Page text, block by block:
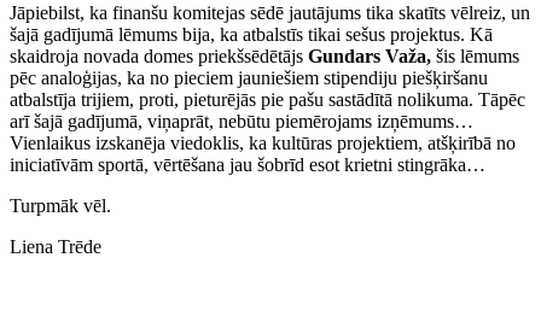
Jāpiebilst, ka finanšu komitejas sēdē jautājums tika skatīts vēlreiz, un
šajā gadījumā lēmums bija, ka atbalstīs tikai sešus projektus. Kā
skaidroja novada domes priekšsēdētājs Gundars Važa, šis lēmums
pēc analoģijas, ka no pieciem jauniešiem stipendiju piešķiršanu
atbalstīja trijiem, proti, pieturējās pie pašu sastādītā nolikuma. Tāpēc
arī šajā gadījumā, viņaprāt, nebūtu piemērojams izņēmums…
Vienlaikus izskanēja viedoklis, ka kultūras projektiem, atšķirībā no
iniciatīvām sportā, vērtēšana jau šobrīd esot krietni stingrāka…
Turpmāk vēl.
Liena Trēde